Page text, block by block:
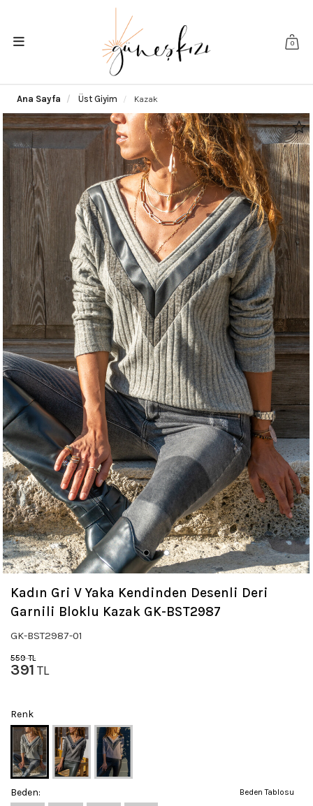
0
Ana Sayfa Üst Giyim Kazak
Kadın Gri V Yaka Kendinden Desenli Deri
Garnili Bloklu Kazak GK-BST2987
GK-BST2987-01
559TL
391 TL
Renk
Beden Tablosu
Beden: